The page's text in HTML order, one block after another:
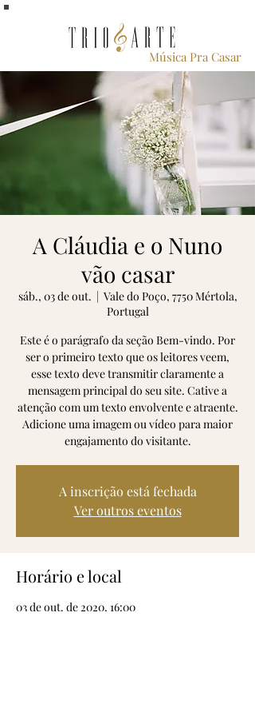
Música Pra Casar
A Cláudia e o Nuno
vão casar
sáb., 03 de out.
  |
Vale do Poço, 7750 Mértola,
Portugal
Este é o parágrafo da seção Bem-vindo. Por
ser o primeiro texto que os leitores veem,
esse texto deve transmitir claramente a
mensagem principal do seu site. Cative a
atenção com um texto envolvente e atraente.
Adicione uma imagem ou vídeo para maior
engajamento do visitante.
A inscrição está fechada
Ver outros eventos
Horário e local
03 de out. de 2020, 16:00